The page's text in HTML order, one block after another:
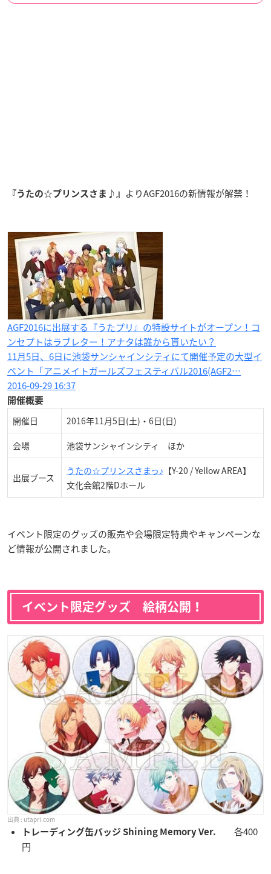
『うたの☆プリンスさま♪』 よりAGF2016の新情報が解禁！
AGF2016に出展する『うたプリ』の特設サイトがオープン！コ
ンセプトはラブレター！アナタは誰から貰いたい？
11月5日、6日に池袋サンシャインシティにて開催予定の大型イ
ベント「アニメイトガールズフェスティバル2016(AGF2…
2016-09-29 16:37
開催概要
開催日 2016年11月5日(土)・6日(日)
会場 池袋サンシャインシティ ほか
出展ブース
うたの☆プリンスさまっ♪ 【Y-20 / Yellow AREA】
文化会館2階Dホール
イベント限定のグッズの販売や会場限定特典やキャンペーンな
ど情報が公開されました。
イベント限定グッズ 絵柄公開！
utapri.com
トレーディング缶バッジ Shining Memory Ver.
各400
円